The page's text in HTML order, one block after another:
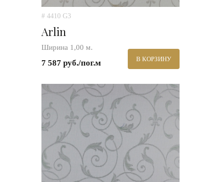
# 4410 G3
Arlin
Ширина 1,00 м.
7 587 руб./пог.м В КОРЗИНУ